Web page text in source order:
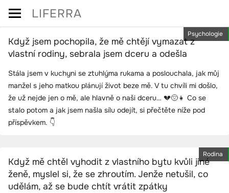
Skip
content
LIFERRA
Psychologie
Když jsem pochopila, že mě chtějí vymazat z
vlastní rodiny, sebrala jsem dceru a odešla
Stála jsem v kuchyni se ztuhlýma rukama a poslouchala, jak můj
manžel s jeho matkou plánují život beze mě. V tu chvíli mi došlo,
že už nejde jen o mě, ale hlavně o naši dceru… 💔😔👧 Co se
stalo potom a jak jsem našla sílu odejít, si přečtěte níže pod
příspěvkem. 👇
Rodina
Když mě chtěl vyhodit z vlastního bytu kvůli jiné
ženě, myslel si, že se zhroutím. Jenže netušil, co
udělám, až se bude chtít vrátit zpátky